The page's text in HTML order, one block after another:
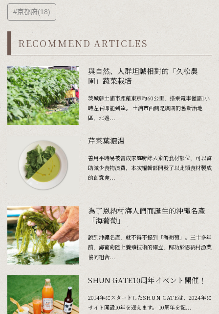
#京都府(18)
RECOMMEND ARTICLES
與自然、人群坦誠相對的「久松農
園」蔬菜栽培
茨城縣土浦市距離東京約60公里，搭乘電車僅需1小
時左右即能到達。 土浦市西側是廣闊的舊新治地
區，北邊...
芹菜葉濃湯
善用平時易被當成家庭廚餘丟棄的食材部位，可以幫
助減少食物浪費，本次編輯部開發了以此類食材製成
的創意食...
為了恩納村海人們而誕生的沖繩名產
「海葡萄」
說到沖繩名產，就不得不提到「海葡萄」。三十多年
前，海葡萄陸上養殖技術的確立，歸功於恩納村漁業
協同組合...
SHUN GATE10周年イベント開催！
2014年にスタートしたSHUN GATEは、2024年に
サイト開設10年を迎えます。 10周年を記...